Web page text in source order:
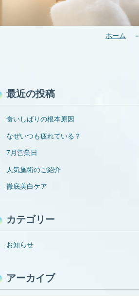
ホーム －
最近の投稿
食いしばりの根本原因
なぜいつも疲れている？
7月営業日
人気施術のご紹介
徹底美白ケア
カテゴリー
お知らせ
アーカイブ